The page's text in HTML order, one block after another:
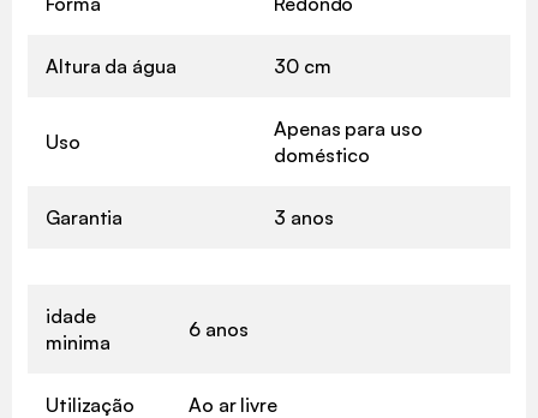
Altura da água 30 cm
Uso
Apenas para uso
doméstico
Garantia 3 anos
idade
minima
6 anos
Utilização Ao ar livre